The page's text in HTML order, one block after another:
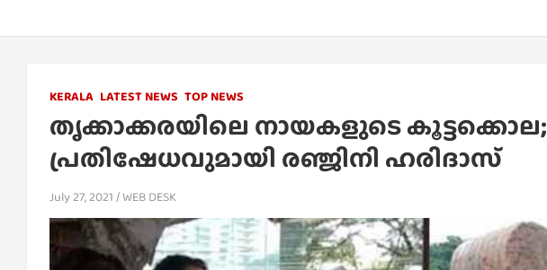
KERALA LATEST NEWS TOP NEWS
തൃക്കാക്കരയിലെ നായകളുടെ കൂട്ടക്കൊല;
പ്രതിഷേധവുമായി രഞ്ജിനി ഹരിദാസ്
July 27, 2021 WEB DESK